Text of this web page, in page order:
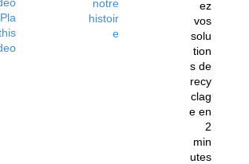
notre
histoir
e
ez
vos
solu
tion
s de
recy
clag
e en
2
min
utes